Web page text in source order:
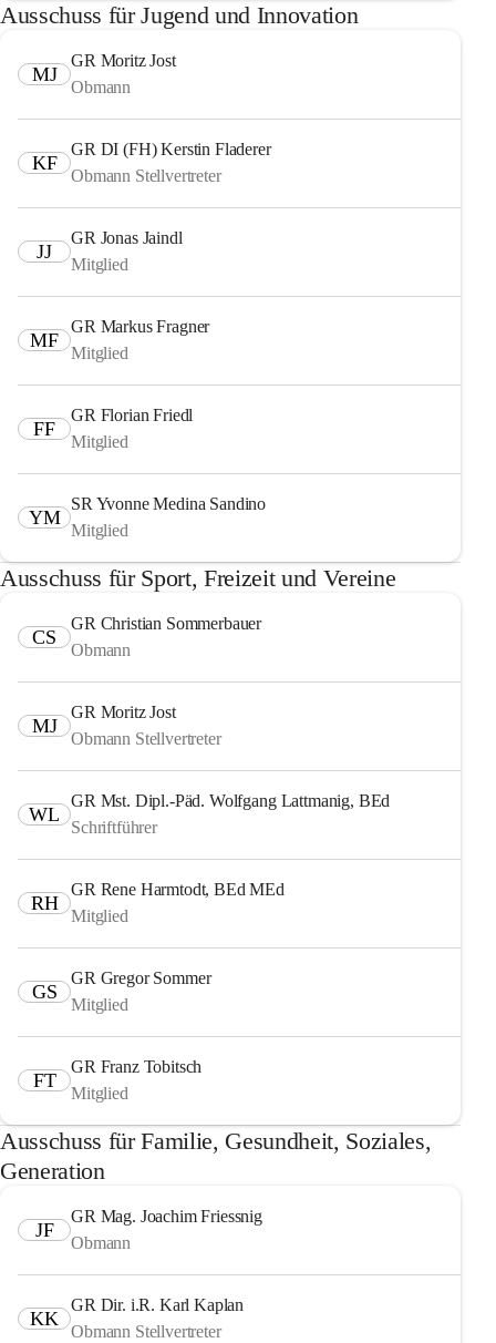
Ausschuss für Jugend und Innovation
MJ
GR Moritz Jost
Obmann
KF
GR DI (FH) Kerstin Fladerer
Obmann Stellvertreter
JJ
GR Jonas Jaindl
Mitglied
MF
GR Markus Fragner
Mitglied
FF
GR Florian Friedl
Mitglied
YM
SR Yvonne Medina Sandino
Mitglied
Ausschuss für Sport, Freizeit und Vereine
CS
GR Christian Sommerbauer
Obmann
MJ
GR Moritz Jost
Obmann Stellvertreter
WL
GR Mst. Dipl.-Päd. Wolfgang Lattmanig, BEd
Schriftführer
RH
GR Rene Harmtodt, BEd MEd
Mitglied
GS
GR Gregor Sommer
Mitglied
FT
GR Franz Tobitsch
Mitglied
Ausschuss für Familie, Gesundheit, Soziales,
Generation
JF
GR Mag. Joachim Friessnig
Obmann
KK
GR Dir. i.R. Karl Kaplan
Obmann Stellvertreter